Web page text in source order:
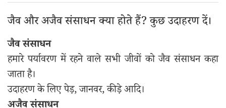
जैव और अजैव संसाधन क्या होते हैं? कुछ उदाहरण दें।
जैव संसाधन
हमारे पर्यावरण में रहने वाले सभी जीवों को जैव संसाधन कहा
जाता है।
उदाहरण के लिए पेड़, जानवर, कीड़े आदि।